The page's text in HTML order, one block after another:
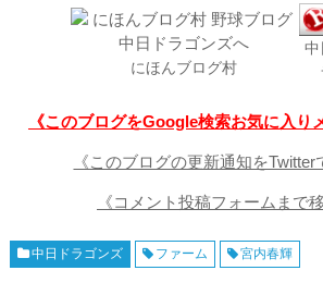
にほんブログ村
中
《このブログをGoogle検索お気に入り
《このブログの更新通知をTwitter
《コメント投稿フォームまで
中日ドラゴンズ ファーム 宮内春輝